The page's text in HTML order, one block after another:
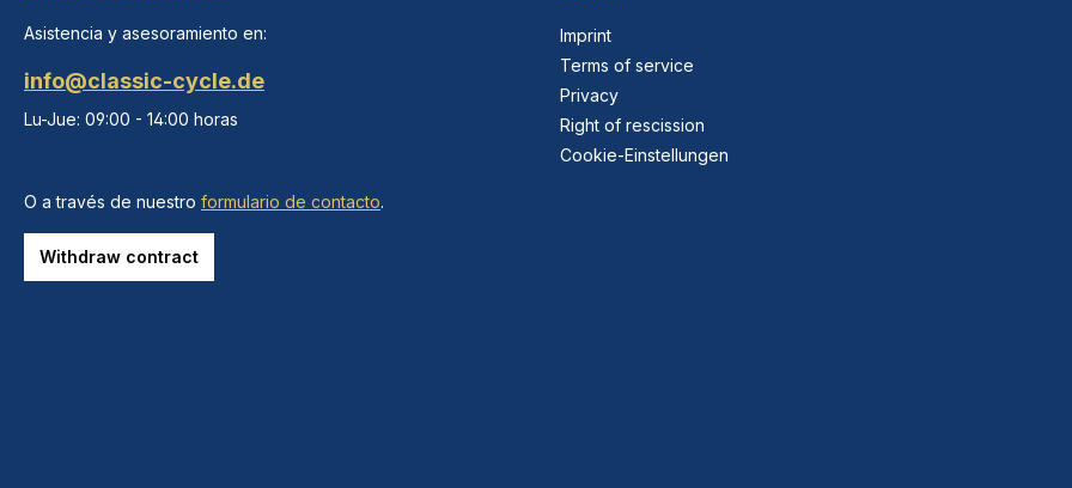
Asistencia y asesoramiento en:
info@classic-cycle.de
Lu-Jue: 09:00 - 14:00 horas
O a través de nuestro formulario de contacto.
Withdraw contract
Imprint
Terms of service
Privacy
Right of rescission
Cookie-Einstellungen